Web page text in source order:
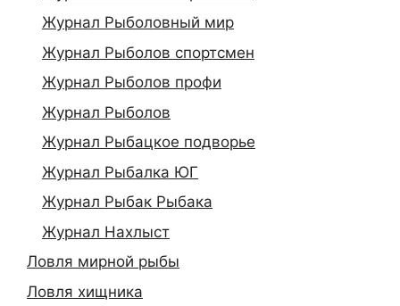
Журнал Рыболовный мир
Журнал Рыболов спортсмен
Журнал Рыболов профи
Журнал Рыболов
Журнал Рыбацкое подворье
Журнал Рыбалка ЮГ
Журнал Рыбак Рыбака
Журнал Нахлыст
Ловля мирной рыбы
Ловля хищника